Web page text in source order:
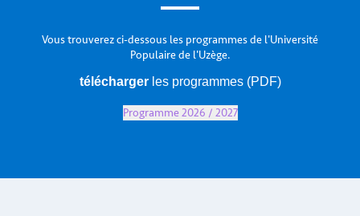
Vous trouverez ci-dessous les programmes de l'Université
Populaire de l'Uzège.
télécharger les programmes (PDF)